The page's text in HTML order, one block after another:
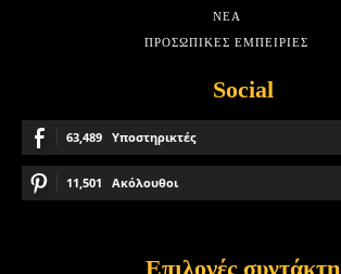
ΝΈΑ
ΠΡΟΣΩΠΙΚΈΣ ΕΜΠΕΙΡΊΕΣ
Social
63,489 Υποστηρικτές
11,501 Ακόλουθοι
Επιλογές συντάκτη